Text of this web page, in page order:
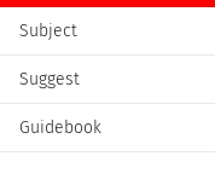
Subject
Suggest
Guidebook